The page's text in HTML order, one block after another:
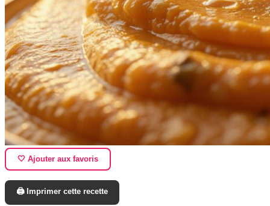
🤍 Ajouter aux favoris
🖨️ Imprimer cette recette